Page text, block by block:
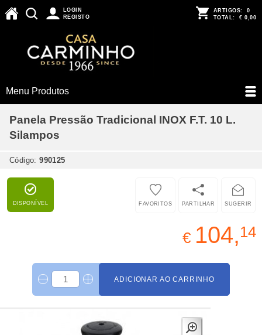
LOGIN
REGISTO
ARTIGOS: 0
TOTAL: € 0,00
Menu Produtos
Panela Pressão Tradicional INOX F.T. 10 L.
Silampos
Código:990125
DISPONÍVEL SUGERIR
PARTILHAR
FAVORITOS
€ 104,14
ADICIONAR AO CARRINHO